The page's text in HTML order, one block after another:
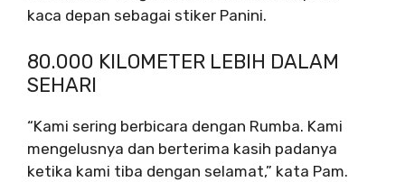
kaca depan sebagai stiker Panini.
80.000 KILOMETER LEBIH DALAM
SEHARI
“Kami sering berbicara dengan Rumba. Kami
mengelusnya dan berterima kasih padanya
ketika kami tiba dengan selamat,” kata Pam.